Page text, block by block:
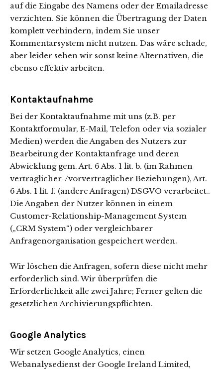
auf die Eingabe des Namens oder der Emailadresse
verzichten. Sie können die Übertragung der Daten
komplett verhindern, indem Sie unser
Kommentarsystem nicht nutzen. Das wäre schade,
aber leider sehen wir sonst keine Alternativen, die
ebenso effektiv arbeiten.
Kontaktaufnahme
Bei der Kontaktaufnahme mit uns (z.B. per
Kontaktformular, E-Mail, Telefon oder via sozialer
Medien) werden die Angaben des Nutzers zur
Bearbeitung der Kontaktanfrage und deren
Abwicklung gem. Art. 6 Abs. 1 lit. b. (im Rahmen
vertraglicher-/vorvertraglicher Beziehungen), Art.
6 Abs. 1 lit. f. (andere Anfragen) DSGVO verarbeitet..
Die Angaben der Nutzer können in einem
Customer-Relationship-Management System
(„CRM System“) oder vergleichbarer
Anfragenorganisation gespeichert werden.
Wir löschen die Anfragen, sofern diese nicht mehr
erforderlich sind. Wir überprüfen die
Erforderlichkeit alle zwei Jahre; Ferner gelten die
gesetzlichen Archivierungspflichten.
Google Analytics
Wir setzen Google Analytics, einen
Webanalysedienst der Google Ireland Limited,